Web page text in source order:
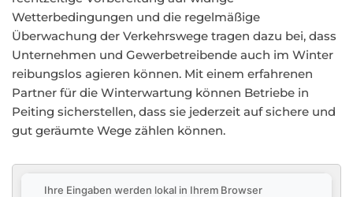
Wetterbedingungen und die regelmäßige
Überwachung der Verkehrswege tragen dazu bei, dass
Unternehmen und Gewerbetreibende auch im Winter
reibungslos agieren können. Mit einem erfahrenen
Partner für die Winterwartung können Betriebe in
Peiting sicherstellen, dass sie jederzeit auf sichere und
gut geräumte Wege zählen können.
Ihre Eingaben werden lokal in Ihrem Browser